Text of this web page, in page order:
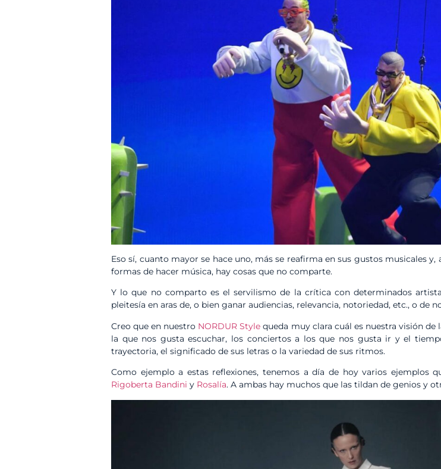
Eso sí, cuanto mayor se hace uno, más se reafirma en sus gustos musicales
formas de hacer música, hay cosas que no comparte.
Y lo que no comparto es el servilismo de la crítica con determinados
pleitesía en aras de, o bien ganar audiencias, relevancia, notoriedad, etc., o de
Creo que en nuestro NORDUR Style queda muy clara cuál es nuestra visión
la que nos gusta escuchar, los conciertos a los que nos gusta ir y el
trayectoria, el significado de sus letras o la variedad de sus ritmos.
Como ejemplo a estas reflexiones, tenemos a día de hoy varios ejemplos
Rigoberta Bandini y Rosalía. A ambas hay muchos que las tildan de genios y